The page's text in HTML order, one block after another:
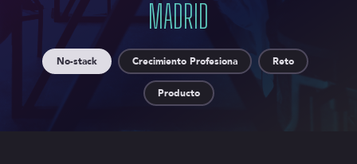
MADRID
No-stack Crecimiento Profesiona Reto
Producto